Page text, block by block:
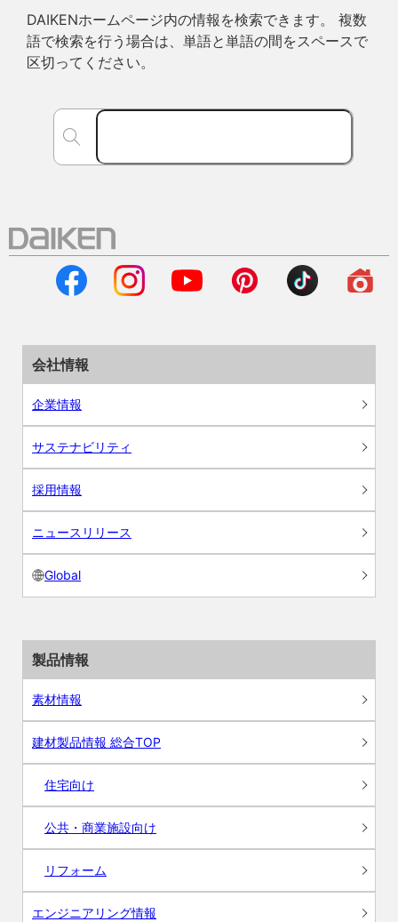
DAIKENホームページ内の情報を検索できます。 複数
語で検索を行う場合は、単語と単語の間をスペースで
区切ってください。
会社情報
企業情報
サステナビリティ
採用情報
ニュースリリース
Global
製品情報
素材情報
建材製品情報 総合TOP
住宅向け
公共・商業施設向け
リフォーム
エンジニアリング情報